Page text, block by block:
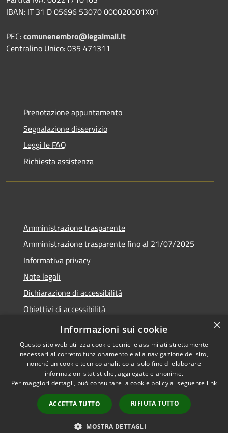
IBAN: IT 31 D 05696 53070 000020001X01
PEC:comunenembro@legalmail.it
Centralino Unico: 035 471311
Prenotazione appuntamento
Segnalazione disservizio
Leggi le FAQ
Richiesta assistenza
Amministrazione trasparente
Amministrazione trasparente fino al 21/07/2025
Informativa privacy
Note legali
Dichiarazione di accessibilità
Obiettivi di accessibilità
Piano di miglioramento
Accessibilità
Copyright © 2026 • Comune di
Nembro • Powered by
Municipium•
Accesso
redazione
×
Informazioni sui cookie
Questo sito web utilizza cookie tecnici e assimilati strettamente
necessari al corretto funzionamento e alla navigazione del sito,
nonché un cookie tecnico analitico al solo fine di elaborare
informazioni statistiche, aggregate e anonime.
Per maggiori dettagli, può consultare la cookie policy al seguente link
ACCETTA TUTTO RIFIUTA TUTTO
MOSTRA DETTAGLI